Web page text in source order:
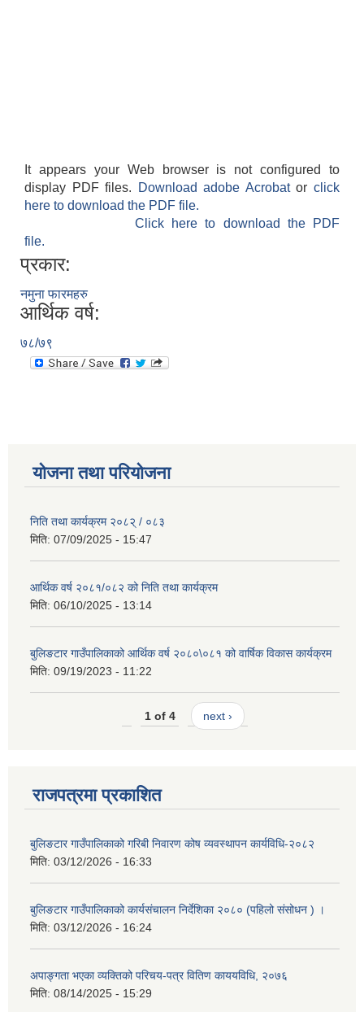
It appears your Web browser is not configured to
display PDF files.
Download adobe Acrobatorclick
here to download the PDF file.
Click here to download the PDF
file.
प्रकार:
नमुना फारमहरु
आर्थिक वर्ष:
७८/७९
योजना तथा परियोजना
निति तथा कार्यक्रम २०८२् / ०८३
मिति: 07/09/2025 - 15:47
आर्थिक वर्ष २०८१/०८२ को निति तथा कार्यक्रम
मिति: 06/10/2025 - 13:14
बुलिङटार गाउँपालिकाको आर्थिक वर्ष २०८०\०८१ को वार्षिक विकास कार्यक्रम
मिति: 09/19/2023 - 11:22
1 of 4 next ›
राजपत्रमा प्रकाशित
बुलिङटार गाउँपालिकाको गरिबी निवारण कोष व्यवस्थापन कार्यविधि-२०८२
मिति: 03/12/2026 - 16:33
बुलिङटार गाउँपालिकाको कार्यसंचालन निर्देशिका २०८० (पहिलो संसोधन ) ।
मिति: 03/12/2026 - 16:24
अपाङ्गता भएका व्यक्तिको परिचय-पत्र वितिण काययविधि, २०७६
मिति: 08/14/2025 - 15:29